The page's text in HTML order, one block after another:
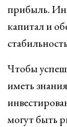
прибыль.
капитал и
Чтобы
иметь
могут быть